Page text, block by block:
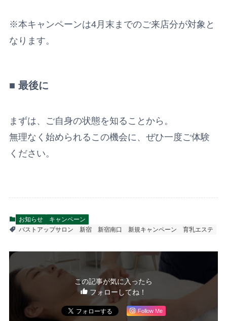
※本キャンペーンは4月末までのご来店分が対象と
なります。
■ 最後に
まずは、ご自身の状態を知ることから。
無理なく始められるこの機会に、ぜひ一度ご体験
ください。
お知らせ
キャンペーン
バストアップサロン
新宿 新宿南口 新規キャンペーン 育乳エステ
この記事が気に入ったら
フォローしてね！
Follow Me